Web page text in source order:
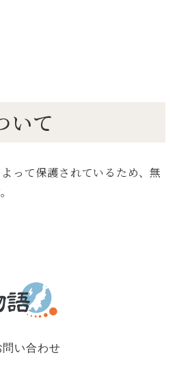
いて
って保護されているため、無
問い合わせ